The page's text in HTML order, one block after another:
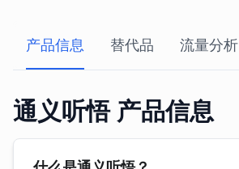
产品信息 替代品 流量分析
通义听悟 产品信息